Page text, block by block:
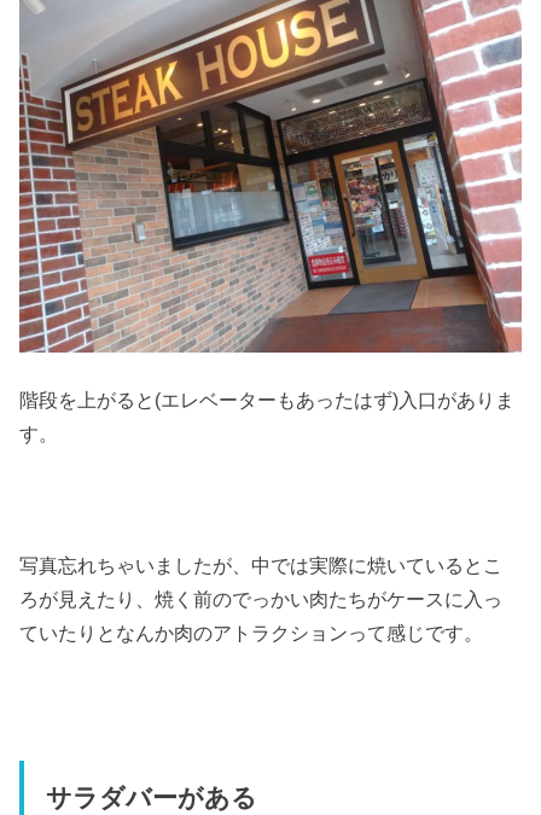
階段を上がると(エレベーターもあったはず)入口がありま
す。
写真忘れちゃいましたが、中では実際に焼いているとこ
ろが見えたり、焼く前のでっかい肉たちがケースに入っ
ていたりとなんか肉のアトラクションって感じです。
サラダバーがある